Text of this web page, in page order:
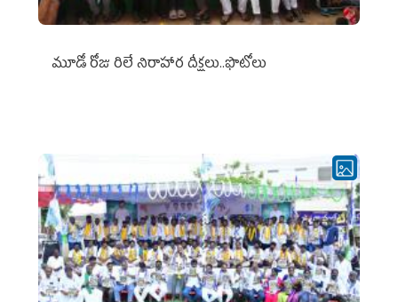
మూడో రోజు రిలే నిరాహార దీక్షలు..ఫొటోలు